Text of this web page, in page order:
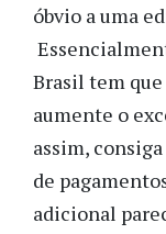
óbvio a uma
Brasil tem que
aumente o
assim,
de
adicional